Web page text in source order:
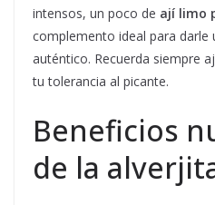
intensos, un poco de ají limo
complemento ideal para darle
auténtico. Recuerda siempre
tu tolerancia al picante.
Beneficios
de la